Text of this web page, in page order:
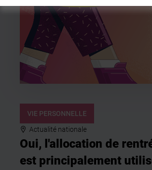
VIE PERSONNELLE
Actualité nationale
Oui, l'allocation de
est principalement